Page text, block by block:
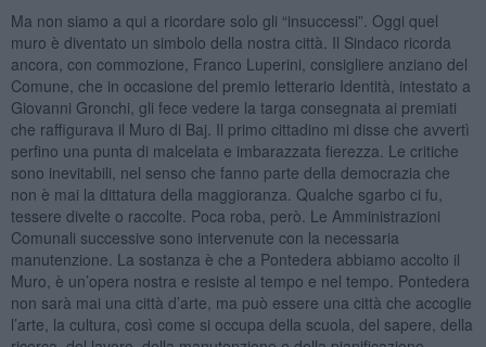
Ma non siamo a qui a ricordare solo gli “insuccessi”. Oggi quel
muro è diventato un simbolo della nostra città. Il Sindaco ricorda
ancora, con commozione, Franco Luperini, consigliere anziano del
Comune, che in occasione del premio letterario Identità, intestato a
Giovanni Gronchi, gli fece vedere la targa consegnata ai premiati
che raffigurava il Muro di Baj. Il primo cittadino mi disse che avvertì
perfino una punta di malcelata e imbarazzata fierezza. Le critiche
sono inevitabili, nel senso che fanno parte della democrazia che
non è mai la dittatura della maggioranza. Qualche sgarbo ci fu,
tessere divelte o raccolte. Poca roba, però. Le Amministrazioni
Comunali successive sono intervenute con la necessaria
manutenzione. La sostanza è che a Pontedera abbiamo accolto il
Muro, è un’opera nostra e resiste al tempo e nel tempo. Pontedera
non sarà mai una città d’arte, ma può essere una città che accoglie
l’arte, la cultura, così come si occupa della scuola, del sapere, della